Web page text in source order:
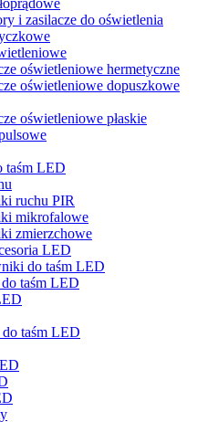
i zasilacze do oświetlenia
oświetleniowe hermetyczne
oświetleniowe dopuszkowe
oświetleniowe płaskie
taśm LED
ruchu PIR
mikrofalowe
zmierzchowe
LED
do taśm LED
taśm LED
taśm LED